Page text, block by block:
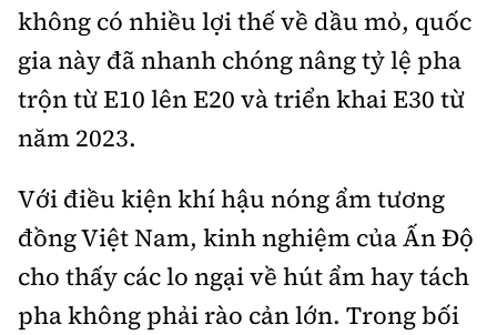
không có nhiều lợi thế về dầu mỏ, quốc
gia này đã nhanh chóng nâng tỷ lệ pha
trộn từ E10 lên E20 và triển khai E30 từ
năm 2023.
Với điều kiện khí hậu nóng ẩm tương
đồng Việt Nam, kinh nghiệm của Ấn Độ
cho thấy các lo ngại về hút ẩm hay tách
pha không phải rào cản lớn. Trong bối